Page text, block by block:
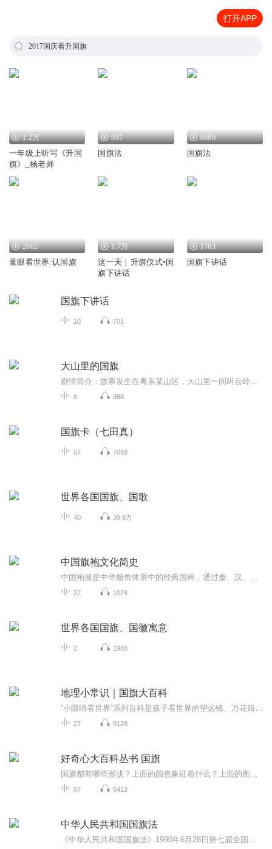
打开APP
2017国庆看升国旗
1.2万
一年级上听写《升国
旗》_杨老师
997
国旗法
6889
国旗法
2682
童眼看世界:认国旗
1.7万
这一天｜升旗仪式•国
旗下讲话
1763
国旗下讲话
国旗下讲话
10 701
大山里的国旗
8 388
国旗卡（七田真）
67 7098
世界各国国旗、国歌
40 39.9万
中国旗袍文化简史
27 1074
世界各国国旗、国徽寓意
2 1988
地理小常识｜国旗大百科
27 9128
好奇心大百科丛书 国旗
67 5413
中华人民共和国国旗法